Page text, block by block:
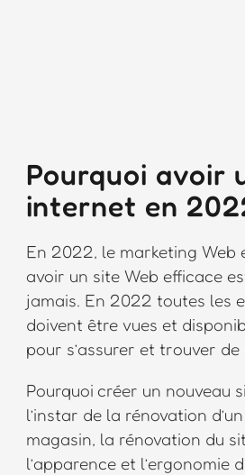
Pourquoi avoir
internet en
En 2022, le marketing Web
avoir un site Web efficace
jamais. En 2022 toutes les
doivent être vues et
pour s’assurer et trouver de
Pourquoi créer un nouveau
l’instar de la rénovation
magasin, la rénovation du
l’apparence et l’ergonomie